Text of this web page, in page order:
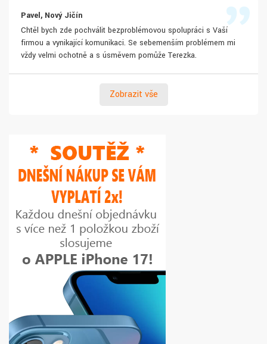
Pavel, Nový Jičín
Chtěl bych zde pochválit bezproblémovou spolupráci s Vaší
firmou a vynikající komunikaci. Se sebemenším problémem mi
vždy velmi ochotně a s úsměvem pomůže Terezka.
Zobrazit vše